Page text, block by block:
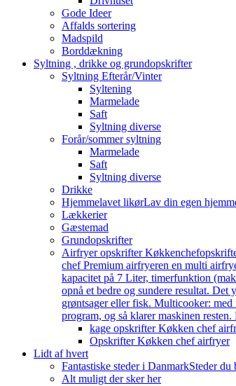
Gode Ideer
Affalds sortering
Madspild
Borddækning
Syltning , drikke og grundopskrifter
Syltning Efterår/Vinter
Syltening
Marmelade
Saft
Syltning diverse
Forår/sommer syltning
Marmelade
Saft
Syltning diverse
Drikke
Hjemmelavet likørLav din egen
Lækkerier
Gæstemad
Grundopskrifter
Airfryer opskrifter Køkkenchef
chef Premium airfryeren en multi
kapacitet på 7 Liter, timerfunktion
opnå et bedre og sundere resultat.
grøntsager eller fisk. Multicooker:
program, og så klarer maskinen
kage opskrifter Køkken chef
Opskrifter Køkken chef airfryer
Lidt af hvert
Fantastiske steder i DanmarkSteder du
Alt muligt der sker her